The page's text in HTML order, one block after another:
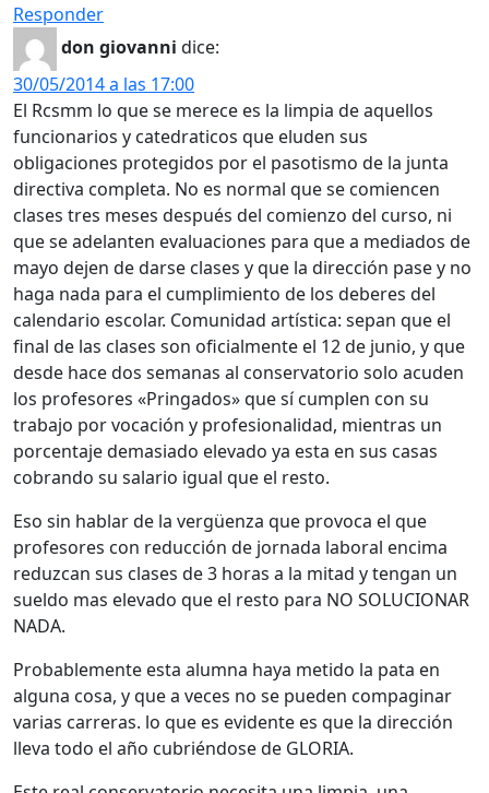
Responder
don giovanni dice:
30/05/2014 a las 17:00
El Rcsmm lo que se merece es la limpia de aquellos
funcionarios y catedraticos que eluden sus
obligaciones protegidos por el pasotismo de la junta
directiva completa. No es normal que se comiencen
clases tres meses después del comienzo del curso, ni
que se adelanten evaluaciones para que a mediados de
mayo dejen de darse clases y que la dirección pase y no
haga nada para el cumplimiento de los deberes del
calendario escolar. Comunidad artística: sepan que el
final de las clases son oficialmente el 12 de junio, y que
desde hace dos semanas al conservatorio solo acuden
los profesores «Pringados» que sí cumplen con su
trabajo por vocación y profesionalidad, mientras un
porcentaje demasiado elevado ya esta en sus casas
cobrando su salario igual que el resto.
Eso sin hablar de la vergüenza que provoca el que
profesores con reducción de jornada laboral encima
reduzcan sus clases de 3 horas a la mitad y tengan un
sueldo mas elevado que el resto para NO SOLUCIONAR
NADA.
Probablemente esta alumna haya metido la pata en
alguna cosa, y que a veces no se pueden compaginar
varias carreras. lo que es evidente es que la dirección
lleva todo el año cubriéndose de GLORIA.